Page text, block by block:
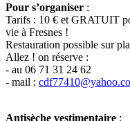
Pour s’organiser :
Tarifs : 10 € et GRATUIT
vie à Fresnes !
Restauration possible sur
Allez ! on réserve :
- au 06 71 31 24 62
- mail :
Antisèche vestimentaire :